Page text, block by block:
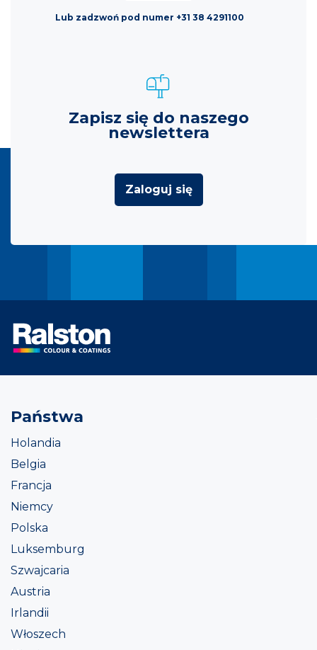
Lub zadzwoń pod numer +31 38 4291100
Zapisz się do naszego
newslettera
Zaloguj się
Państwa
Holandia
Belgia
Francja
Niemcy
Polska
Luksemburg
Szwajcaria
Austria
Irlandii
Włoszech